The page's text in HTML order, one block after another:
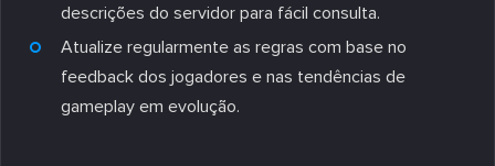
descrições do servidor para fácil consulta.
Atualize regularmente as regras com base no
feedback dos jogadores e nas tendências de
gameplay em evolução.